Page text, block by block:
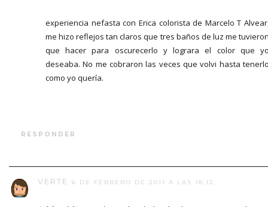
experiencia nefasta con Erica colorista de Marcelo T
me hizo reflejos tan claros que tres baños de luz me
que hacer para oscurecerlo y lograra el color que
deseaba. No me cobraron las veces que volvi hasta
como yo quería.
RESPONDER
VERTE 6 DE FEBRERO DE 2011 A LAS 18:12